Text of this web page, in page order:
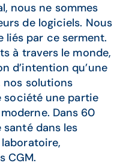
nous ne sommes
de logiciels. Nous
liés par ce serment.
à travers le monde,
d’intention qu’une
nos solutions
société une partie
Dans 60
santé dans les
CGM.